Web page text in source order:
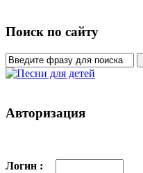
Поиск по сайту
Авторизация
Логин :